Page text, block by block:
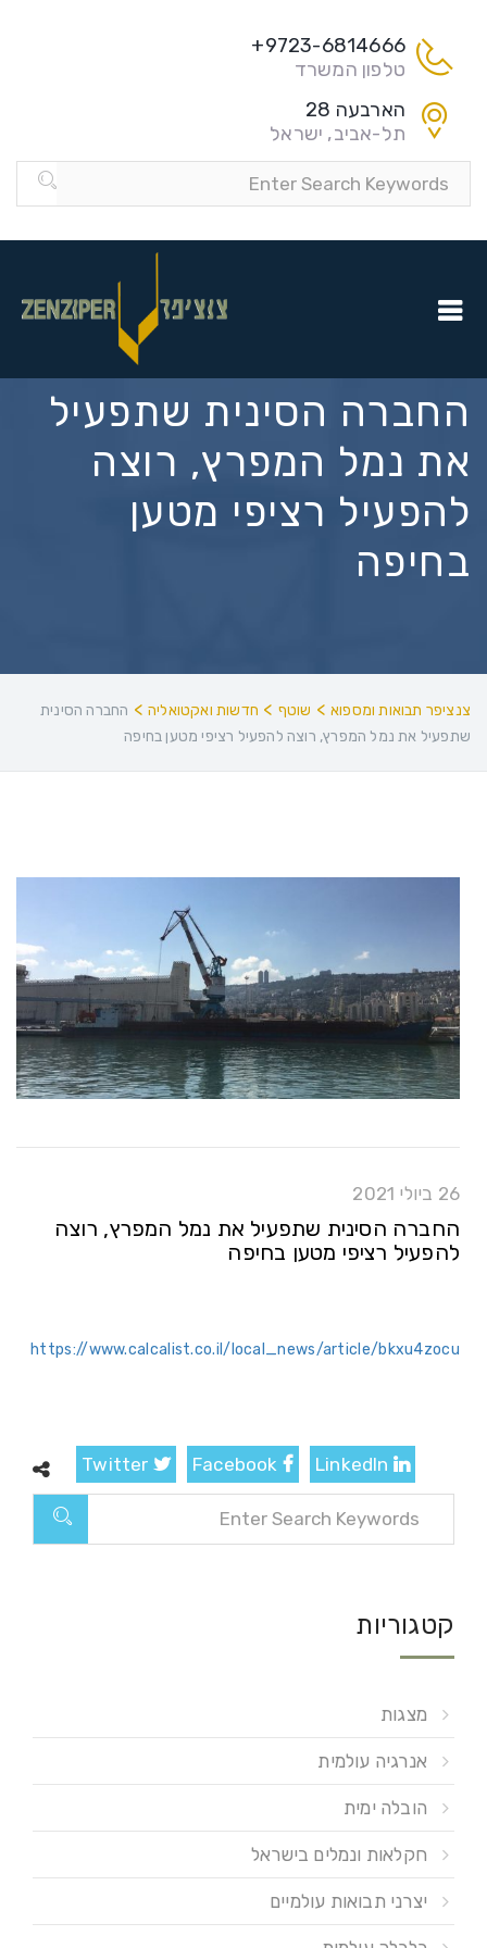
9723-6814666+
טלפון המשרד
הארבעה 28
תל-אביב, ישראל
החברה הסינית שתפעיל
את נמל המפרץ, רוצה
להפעיל רציפי מטען
בחיפה
צנציפר תבואות ומספוא > שוטף > חדשות ואקטואליה > החברה הסינית
שתפעיל את נמל המפרץ, רוצה להפעיל רציפי מטען בחיפה
26 ביולי 2021
החברה הסינית שתפעיל את נמל המפרץ, רוצה
להפעיל רציפי מטען בחיפה
https://www.calcalist.co.il/local_news/article/bkxu4zocu
קטגוריות
מצגות
אנרגיה עולמית
הובלה ימית
חקלאות ונמלים בישראל
יצרני תבואות עולמיים